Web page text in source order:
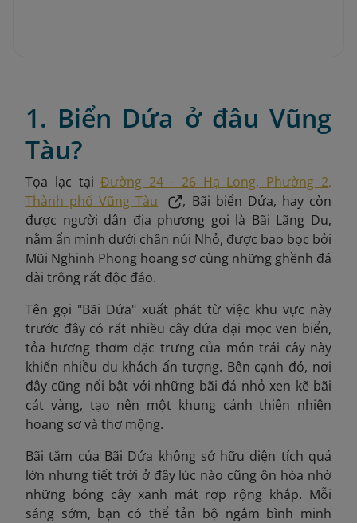
1. Biển Dứa ở đâu Vũng
Tàu?
Tọa lạc tạiĐường 24 - 26 Hạ Long, Phường 2,
Thành phố Vũng Tàu
, Bãi biển Dứa, hay còn
được người dân địa phương gọi là Bãi Lãng Du,
nằm ẩn mình dưới chân núi Nhỏ, được bao bọc bởi
Mũi Nghinh Phong hoang sơ cùng những ghềnh đá
dài trông rất độc đáo.
Tên gọi "Bãi Dứa" xuất phát từ việc khu vực này
trước đây có rất nhiều cây dứa dại mọc ven biển,
tỏa hương thơm đặc trưng của món trái cây này
khiến nhiều du khách ấn tượng. Bên cạnh đó, nơi
đây cũng nổi bật với những bãi đá nhỏ xen kẽ bãi
cát vàng, tạo nên một khung cảnh thiên nhiên
hoang sơ và thơ mộng.
Bãi tắm của Bãi Dứa không sở hữu diện tích quá
lớn nhưng tiết trời ở đây lúc nào cũng ôn hòa nhờ
những bóng cây xanh mát rợp rộng khắp. Mỗi
sáng sớm, bạn có thể tản bộ ngắm bình minh